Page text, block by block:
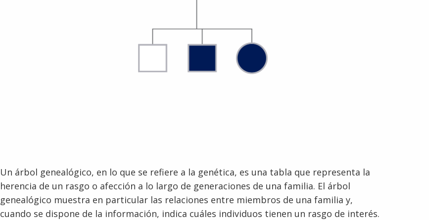
Un árbol genealógico, en lo que se refiere a la genética, es una tabla que representa la
herencia de un rasgo o afección a lo largo de generaciones de una familia. El árbol
genealógico muestra en particular las relaciones entre miembros de una familia y,
cuando se dispone de la información, indica cuáles individuos tienen un rasgo de interés.